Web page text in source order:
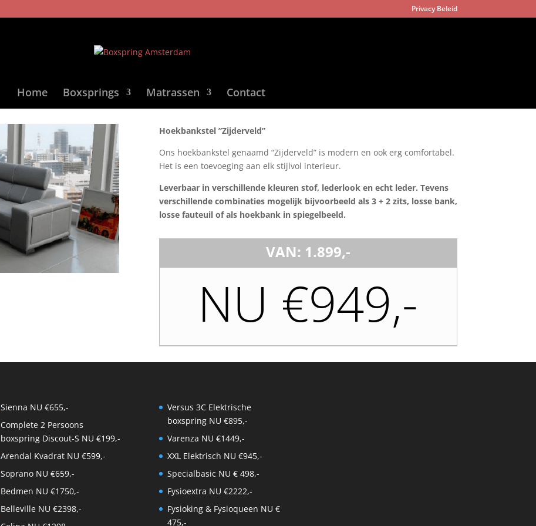
Privacy Beleid
Home Boxsprings Matrassen Contact
Hoekbankstel ”Zijderveld”
Ons hoekbankstel genaamd “Zijderveld” is modern en ook erg comfortabel.
Het is een toevoeging aan elk stijlvol interieur.
Leverbaar in verschillende kleuren stof, lederlook en echt leder. Tevens
verschillende combinaties mogelijk bijvoorbeeld als 3 + 2 zits, losse bank,
losse fauteuil of als hoekbank in spiegelbeeld.
VAN: 1.899,-
NU €949,-
Sienna NU €655,-
Complete 2 Persoons
boxspring Discout-S NU €199,-
Arendal Kvadrat NU €599,-
Soprano NU €659,-
Bedmen NU €1750,-
Belleville NU €2398,-
Versus 3C Elektrische
boxspring NU €895,-
Varenza NU €1449,-
XXL Elektrisch NU €945,-
Specialbasic NU € 498,-
Fysioextra NU €2222,-
Fysioking & Fysioqueen NU €
475,-